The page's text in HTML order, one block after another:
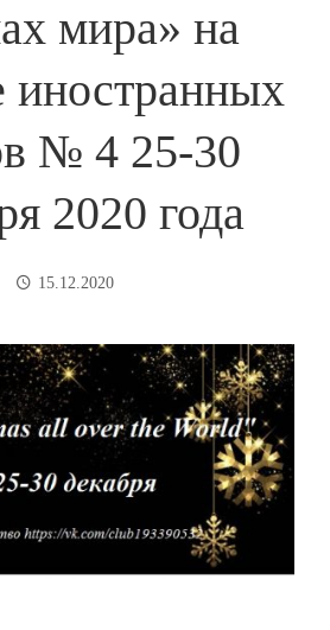
мира» на
иностранных
№ 4 25-30
2020 года
15.12.2020